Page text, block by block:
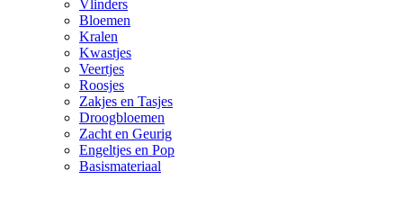
Vlinders
Bloemen
Kralen
Kwastjes
Veertjes
Roosjes
Zakjes en Tasjes
Droogbloemen
Zacht en Geurig
Engeltjes en Pop
Basismateriaal